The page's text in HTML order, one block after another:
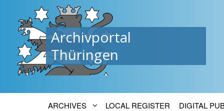
Archivportal
Thüringen
ARCHIVES LOCAL REGISTER DIGITAL